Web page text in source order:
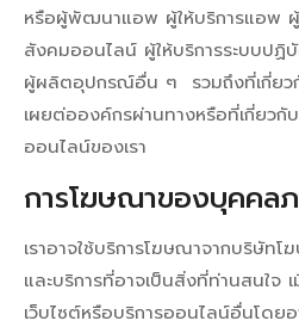
หรือผู้พัฒนาแอพ ผู้ให้บริการแอพ
สังคมออนไลน์ ผู้ให้บริการระบบปฏิ
ผู้ผลิตอุปกรณ์อื่น ๆ รวมถึงที่เกี่ยว
เผยต่อองค์กรผ่านทางหรือที่เกี่ยว
ออนไลน์ของเรา
การโฆษณาของบุคคล
เราอาจใช้บริการโฆษณาจากบริษัท
และบริการที่อาจเป็นสิ่งที่ท่านสนใจ เ
เว็บไซต์หรือบริการออนไลน์อื่นโดย